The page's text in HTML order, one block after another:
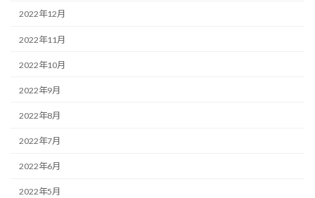
2022年12月
2022年11月
2022年10月
2022年9月
2022年8月
2022年7月
2022年6月
2022年5月